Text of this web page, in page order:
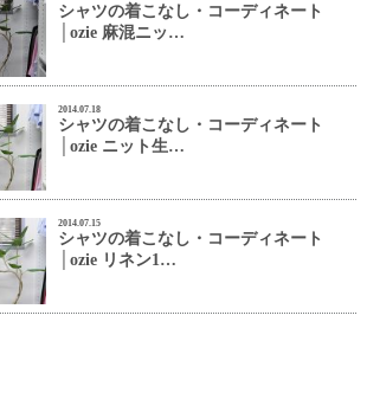
シャツの着こなし・コーディネート
│ozie 麻混ニッ…
2014.07.18
シャツの着こなし・コーディネート
│ozie ニット生…
2014.07.15
シャツの着こなし・コーディネート
│ozie リネン1…